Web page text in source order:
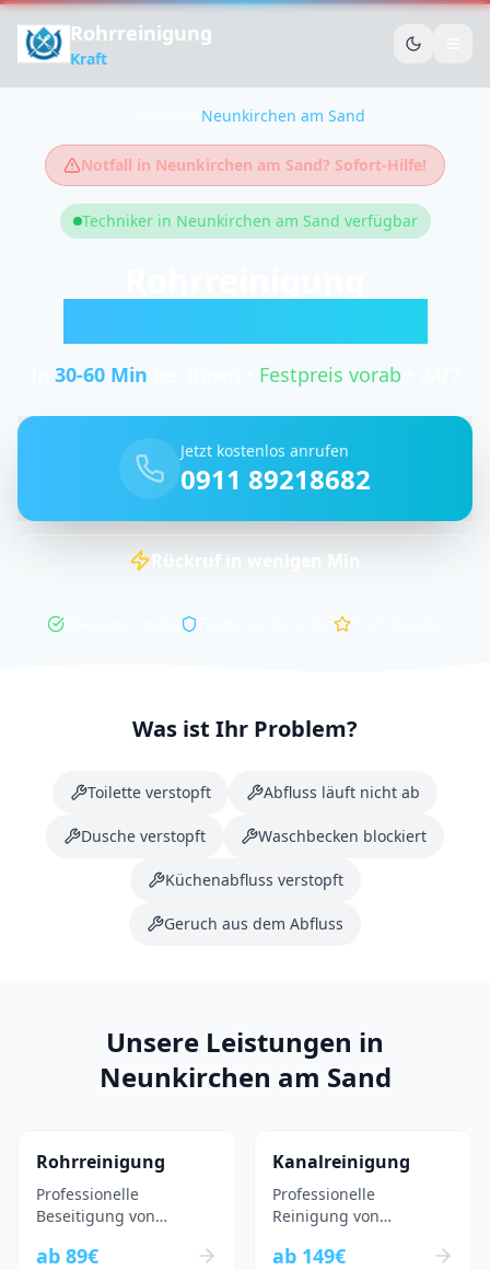
Rohrreinigung
Kraft
Neunkirchen am Sand
Notfall in Neunkirchen am Sand? Sofort-Hilfe!
Techniker in Neunkirchen am Sand verfügbar
30-60Min Festpreis vorab
Jetzt kostenlos anrufen
0911 89218682
Was ist Ihr Problem?
Toilette verstopft Abfluss läuft nicht ab
Dusche verstopft Waschbecken blockiert
Küchenabfluss verstopft
Geruch aus dem Abfluss
Unsere Leistungen in
Neunkirchen am Sand
Rohrreinigung
Professionelle
Beseitigung von
ab 89€
Kanalreinigung
Professionelle
Reinigung von
ab 149€